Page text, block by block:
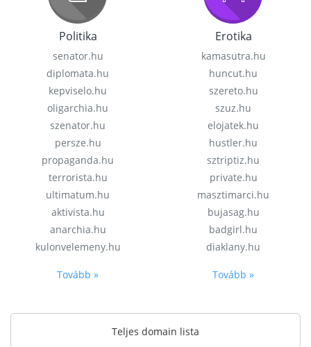
Politika
senator.hu
diplomata.hu
kepviselo.hu
oligarchia.hu
szenator.hu
persze.hu
propaganda.hu
terrorista.hu
ultimatum.hu
aktivista.hu
anarchia.hu
kulonvelemeny.hu
Tovább »
Erotika
kamasutra.hu
huncut.hu
szereto.hu
szuz.hu
elojatek.hu
hustler.hu
sztriptiz.hu
private.hu
masztimarci.hu
bujasag.hu
badgirl.hu
diaklany.hu
Tovább »
Teljes domain lista